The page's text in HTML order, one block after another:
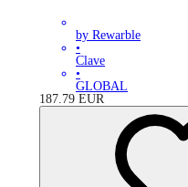
by Rewarble
•
Clave
•
GLOBAL
187.79 EUR